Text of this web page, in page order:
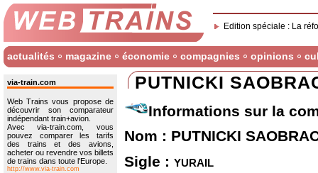
Edition spéciale : La
actualités magazine économie compagnies opinions
via-train.com
Web Trains vous propose de
découvrir son comparateur
indépendant train+avion.
Avec via-train.com, vous
pouvez comparer les tarifs
des trains et des avions,
acheter ou revendre vos billets
de trains dans toute l'Europe.
http://www.via-train.com
PUTNICKI
Informations sur la
Nom : PUTNICKI
Sigle : yurail